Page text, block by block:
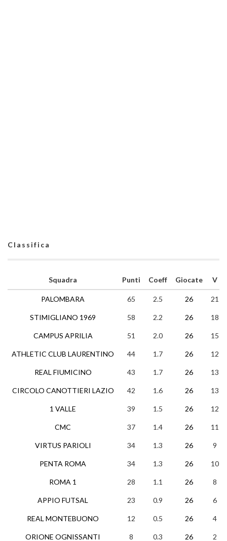
Classifica
Squadra
PALOMBARA
STIMIGLIANO 1969
CAMPUS APRILIA
ATHLETIC CLUB LAURENTINO
REAL FIUMICINO
CIRCOLO CANOTTIERI LAZIO
1 VALLE
CMC
VIRTUS PARIOLI
PENTA ROMA
ROMA 1
APPIO FUTSAL
REAL MONTEBUONO
ORIONE OGNISSANTI
Punti Coeff Giocate V
65 2.5 26 21
58 2.2 26 18
51 2.0 26 15
44 1.7 26 12
43 1.7 26 13
42 1.6 26 13
39 1.5 26 12
37 1.4 26 11
34 1.3 26 9
34 1.3 26 10
28 1.1 26 8
23 0.9 26 6
12 0.5 26 4
8 0.3 26 2